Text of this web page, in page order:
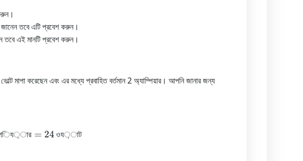
জানেন তবে এটি প্রবেশ করুন।
তবে এই মানটি প্রবেশ করুন।
মাপা করেছেন এবং এর মধ্যে প্রবাহিত বর্তমান 2 অ্যাম্পিয়ার। আপনি জানার জন্য
ি য ় া র ও য ় া ট
=24ওয়াট